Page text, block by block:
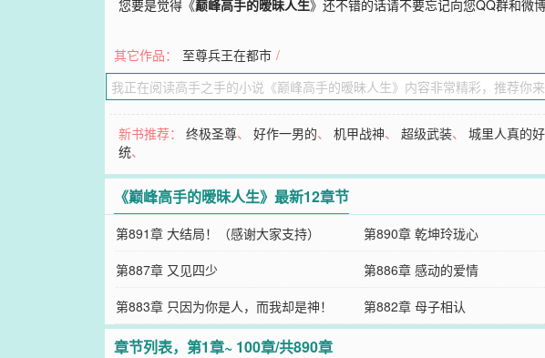
您要是觉得《巅峰高手的暧昧人生》还不错的话请不要忘记向您QQ群和微
其它作品： 至尊兵王在都市 /
新书推荐：终极圣尊、好作一男的、机甲战神、超级武装、城里人真的
统、
《巅峰高手的暧昧人生》最新12章节
第891章 大结局！（感谢大家支持） 第890章 乾坤玲珑心
第887章 又见四少
第886章 感动的爱情
第883章 只因为你是人，而我却是神！
第882章 母子相认
章节列表，第1章~ 100章/共890章